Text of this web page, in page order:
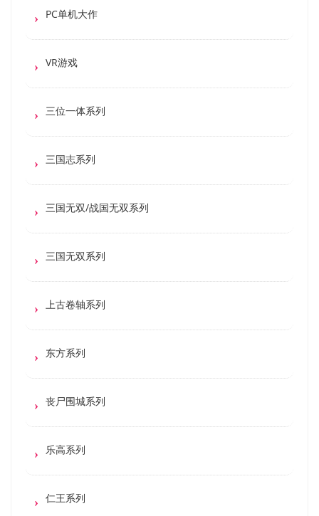
PC单机大作
VR游戏
三位一体系列
三国志系列
三国无双/战国无双系列
三国无双系列
上古卷轴系列
东方系列
丧尸围城系列
乐高系列
仁王系列